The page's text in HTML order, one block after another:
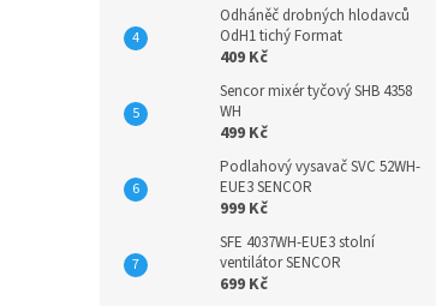
Odháněč drobných hlodavců
OdH1 tichý Format
409 Kč
Sencor mixér tyčový SHB 4358
WH
499 Kč
Podlahový vysavač SVC 52WH-
EUE3 SENCOR
999 Kč
SFE 4037WH-EUE3 stolní
ventilátor SENCOR
699 Kč